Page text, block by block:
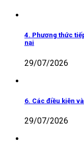
4. Phương thức
nại
29/07/2026
6. Các điều kiện
29/07/2026